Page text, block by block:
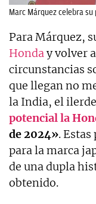
Marc Márquez celebra su
Para Márquez,
Honday volver
circunstancias
que llegan no
la India, el
potencial la
de 2024».
para la marca
de una dupla
obtenido.